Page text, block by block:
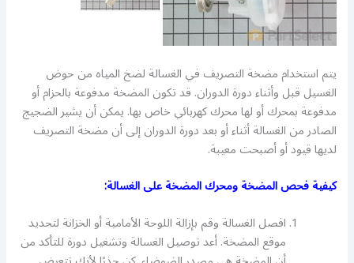
يتم استخدام مضخة التصريف في الغسالة لضخ المياه من حوض
الغسيل قبل وأثناء دورة الدوران. قد تكون المضخة مدفوعة بالحزام أو
مدفوعة بمحرك أو لها محرك كهربائي خاص بها. يمكن أن يشير الضجيج
الصادر من الغسالة أثناء أو بعد دورة الدوران إلى أن مضخة التصريف
لديها قيود أو أصبحت معيبة.
كيفية فحص المضخة ومحرك المضخة على الغسالة:
افصل الغسالة وقم بإزالة اللوحة الأمامية أو الخزانة لتحديد
موقع المضخة. أعد توصيل الغسالة وتشغيل دورة للتأكد من